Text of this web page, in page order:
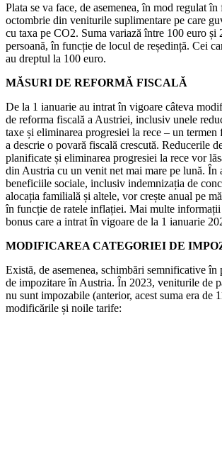
Plata se va face, de asemenea, în mod regulat în
octombrie din veniturile suplimentare pe care
cu taxa pe CO2. Suma variază între 100 euro și
persoană, în funcție de locul de reședință. Cei
au dreptul la 100 euro.
MĂSURI DE REFORMĂ FISCALĂ
De la 1 ianuarie au intrat în vigoare câteva
de reforma fiscală a Austriei, inclusiv unele
taxe și eliminarea progresiei la rece – un
a descrie o povară fiscală crescută. Reducerile
planificate și eliminarea progresiei la rece vor
din Austria cu un venit net mai mare pe lună. În
beneficiile sociale, inclusiv indemnizația de
alocația familială și altele, vor crește anual pe
în funcție de ratele inflației. Mai multe informații
bonus care a intrat în vigoare de la 1 ianuarie
MODIFICAREA CATEGORIEI DE
Există, de asemenea, schimbări semnificative
de impozitare în Austria. În 2023, veniturile de
nu sunt impozabile (anterior, acest suma era de
modificările și noile tarife: